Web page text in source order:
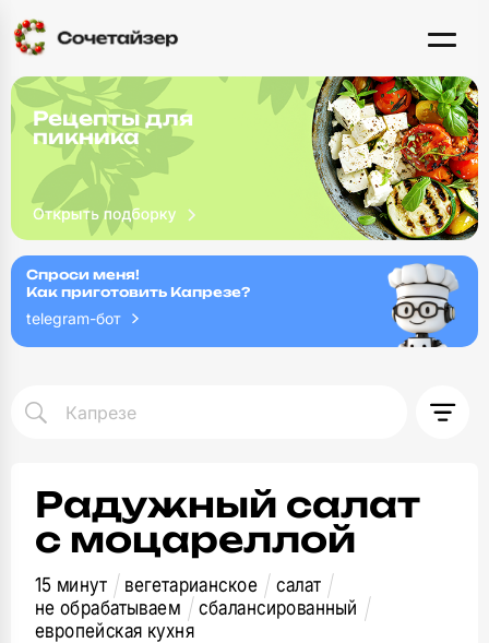
Рецепты для
пикника
Спроси меня!
Как приготовить Капрезе?
telegram-бот
Радужный салат
с моцареллой
15 минут вегетарианское
салат
не обрабатываем
сбалансированный
европейская кухня